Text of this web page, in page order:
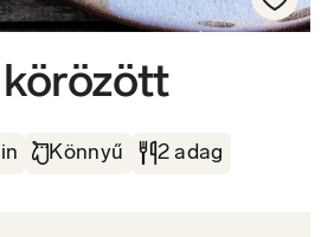
Könnyű 2 adag